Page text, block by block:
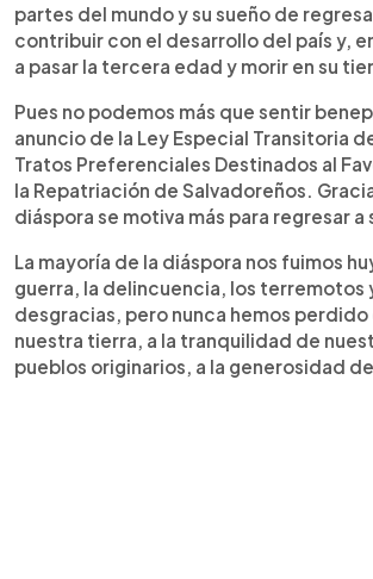
partes del mundo y su sueño de
contribuir con el desarrollo del país y,
a pasar la tercera edad y morir en su
Pues no podemos más que sentir
anuncio de la Ley Especial Transitoria
Tratos Preferenciales Destinados al
la Repatriación de Salvadoreños.
diáspora se motiva más para regresar a
La mayoría de la diáspora nos fuimos
guerra, la delincuencia, los terremotos
desgracias, pero nunca hemos perdido
nuestra tierra, a la tranquilidad de
pueblos originarios, a la generosidad